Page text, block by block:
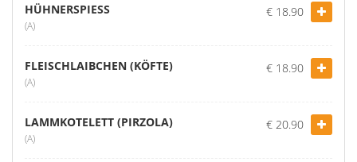
HÜHNERSPIESS
(A)
€ 18.90
FLEISCHLAIBCHEN (KÖFTE)
(A)
€ 18.90
LAMMKOTELETT (PIRZOLA)
(A)
€ 20.90